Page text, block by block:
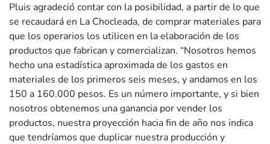
Pluis agradeció contar con la posibilidad, a partir de lo que
se recaudará en La Chocleada, de comprar materiales para
que los operarios los utilicen en la elaboración de los
productos que fabrican y comercializan. “Nosotros hemos
hecho una estadística aproximada de los gastos en
materiales de los primeros seis meses, y andamos en los
150 a 160.000 pesos. Es un número importante, y si bien
nosotros obtenemos una ganancia por vender los
productos, nuestra proyección hacia fin de año nos indica
que tendríamos que duplicar nuestra producción y